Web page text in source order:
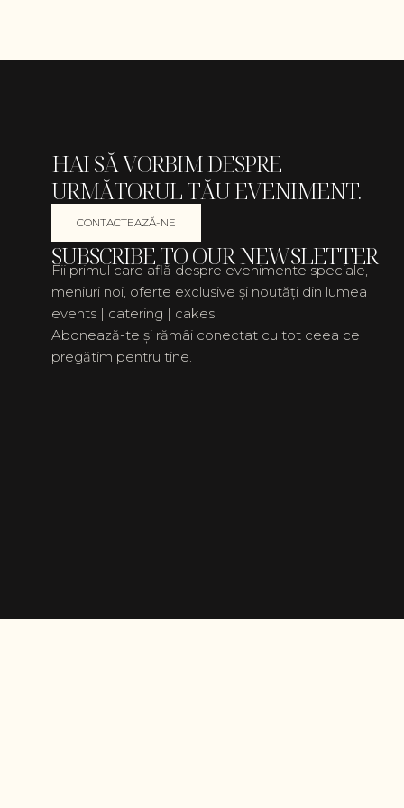
HAI SĂ VORBIM DESPRE
URMĂTORUL TĂU EVENIMENT.
CONTACTEAZĂ-NE
SUBSCRIBE TO OUR NEWSLETTER
Fii primul care află despre evenimente speciale,
meniuri noi, oferte exclusive și noutăți din lumea
events | catering | cakes.
Abonează-te și rămâi conectat cu tot ceea ce
pregătim pentru tine.